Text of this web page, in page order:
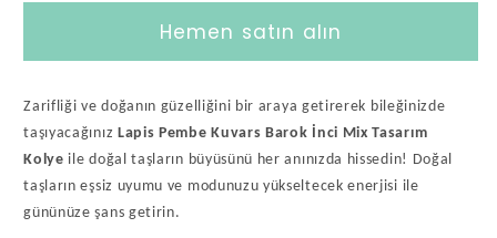
Kolye
adedi
azaltın
Tasarım
Kolye
adedi
artırın
Hemen satın alın
Zarifliği ve doğanın güzelliğini bir araya getirerek bileğinizde
taşıyacağınız Lapis Pembe Kuvars Barok İnci Mix Tasarım
Kolye ile doğal taşların büyüsünü her anınızda hissedin! Doğal
taşların eşsiz uyumu ve modunuzu yükseltecek enerjisi ile
gününüze şans getirin.